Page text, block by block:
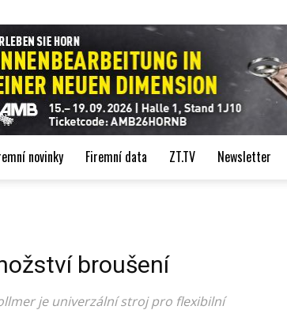
novinky Firemní data ZT.TV Newsletter
broušení
je univerzální stroj pro flexibilní